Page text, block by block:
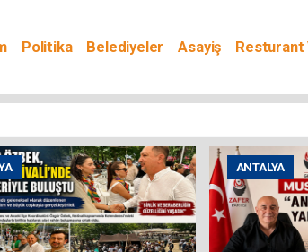
Politika Belediyeler Asayiş Resturant
ANTALYA